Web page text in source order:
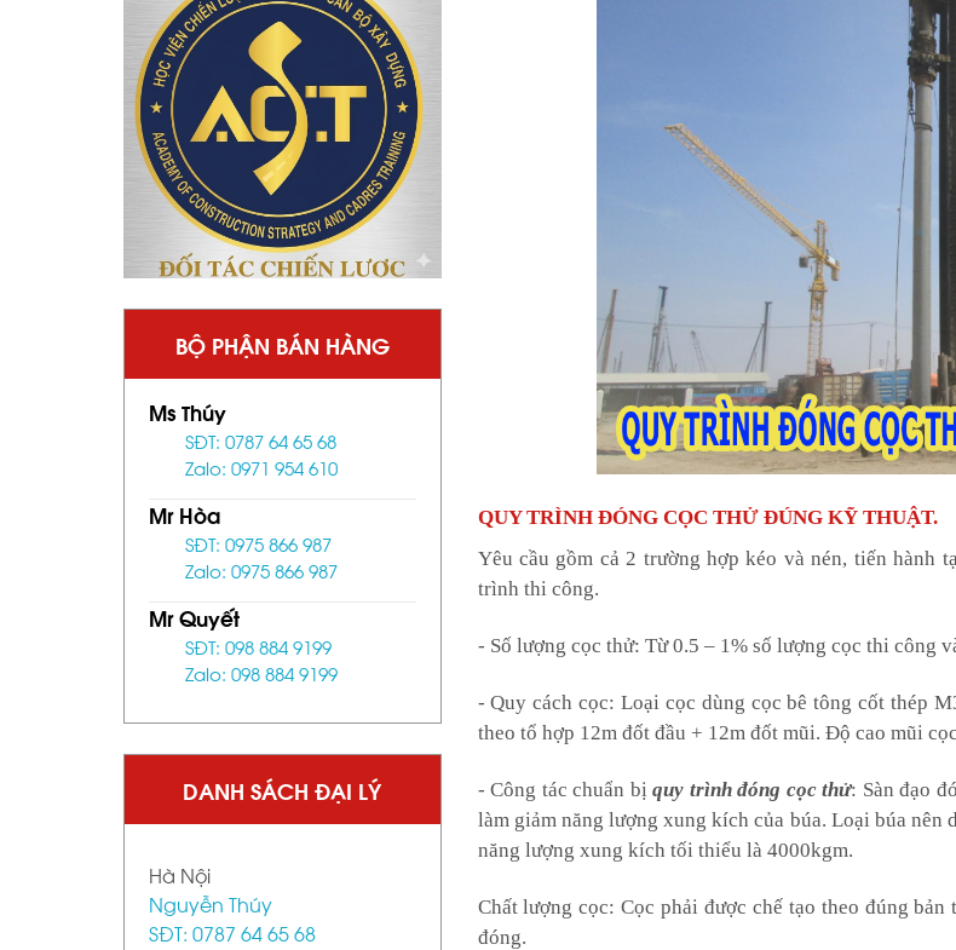
BỘ PHẬN BÁN HÀNG
Ms Thúy
SĐT: 0787 64 65 68
Zalo: 0971 954 610
Mr Hòa
SĐT: 0975 866 987
Zalo: 0975 866 987
Mr Quyết
SĐT: 098 884 9199
Zalo: 098 884 9199
DANH SÁCH ĐẠI LÝ
Hà Nội
Nguyễn Thúy
SĐT: 0787 64 65 68
QUY TRÌNH ĐÓNG CỌC THỬ ĐÚNG KỸ THUẬT.
Yêu cầu gồm cả 2 trường hợp kéo và nén, tiến
trình thi công.
- Số lượng cọc thử: Từ 0.5 – 1% số lượng cọc thi công
- Quy cách cọc: Loại cọc dùng cọc bê tông cốt thép
theo tổ hợp 12m đốt đầu + 12m đốt mũi. Độ cao mũi
- Công tác chuẩn bịquy trình đóng cọc thử: Sàn đạo
làm giảm năng lượng xung kích của búa. Loại búa
năng lượng xung kích tối thiểu là 4000kgm.
Chất lượng cọc: Cọc phải được chế tạo theo đúng
đóng.